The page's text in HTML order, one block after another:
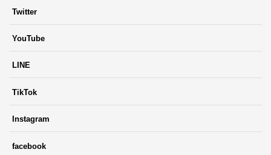
Twitter
YouTube
LINE
TikTok
Instagram
facebook